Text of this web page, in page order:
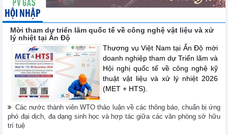
HỘI NHẬP
Mời tham dự triển lãm quốc tế về công nghệ vật liệu và xử
lý nhiệt tại Ấn Độ
Thương vụ Việt Nam tại Ấn Độ mời
doanh nghiệp tham dự Triển lãm và
Hội nghị quốc tế về công nghệ kỹ
thuật vật liệu và xử lý nhiệt 2026
(MET + HTS).
Các nước thành viên WTO thảo luận về các thông báo, chuẩn bị ứng
phó đại dịch, đa dạng sinh học và hợp tác giữa các văn phòng sở hữu
trí tuệ